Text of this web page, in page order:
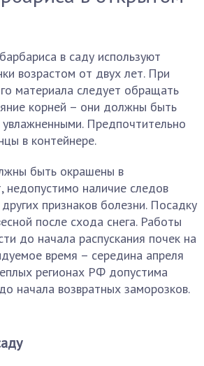
в саду используют
возрастом от двух лет. При
материала следует обращать
корней – они должны быть
Предпочтительно
в контейнере.
быть окрашены в
недопустимо наличие следов
признаков болезни. Посадку
после схода снега. Работы
до начала распускания почек на
время – середина апреля
регионах РФ допустима
начала возвратных заморозков.